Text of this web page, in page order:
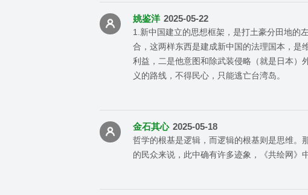
姚鉴洋 2025-05-22
1.新中国建立的思想框架，是打土豪分田地的
合，这两样东西是建成新中国的法理国本，是
利益，二是他意图和除武装侵略（就是日本）
义的路线，不得民心，只能逃亡台湾岛。
金石其心 2025-05-18
哲学的根基是逻辑，而逻辑的根基则是思维。
的民众来说，此中确有许多迹象，《共绘网》